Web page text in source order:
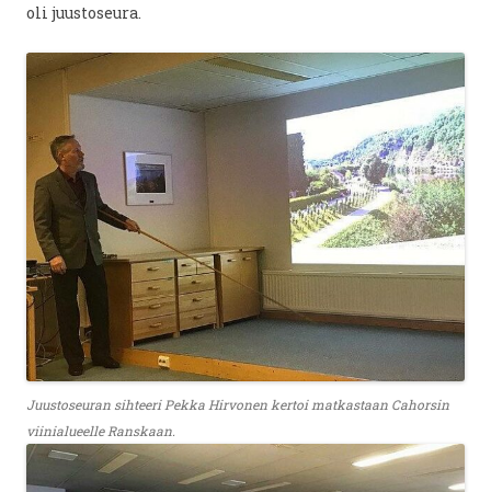
oli juustoseura.
Juustoseuran sihteeri Pekka Hirvonen kertoi matkastaan Cahorsin
viinialueelle Ranskaan.